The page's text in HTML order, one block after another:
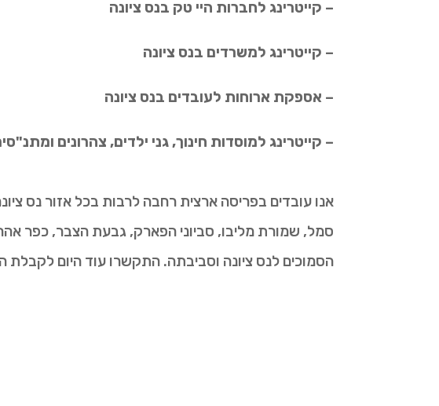
– קייטרינג לחברות היי טק בנס ציונה
– קייטרינג למשרדים בנס ציונה
– אספקת ארוחות לעובדים בנס ציונה
– קייטרינג למוסדות חינוך, גני ילדים, צהרונים
אנו עובדים בפריסה ארצית רחבה לרבות בכל אזור נס
סמל, שמורת מליבו, סביוני הפארק, גבעת הצבר, כפר
הסמוכים לנס ציונה וסביבתה. התקשרו עוד היום